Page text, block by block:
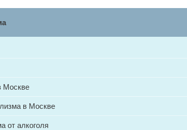
Москве
в Москве
от алкоголя